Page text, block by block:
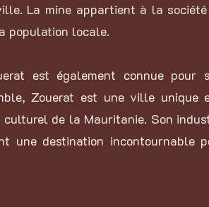
La mine appartient à la
population locale.
est également connue pour
Zouerat est une ville
de la Mauritanie. Son
une destination incontournable